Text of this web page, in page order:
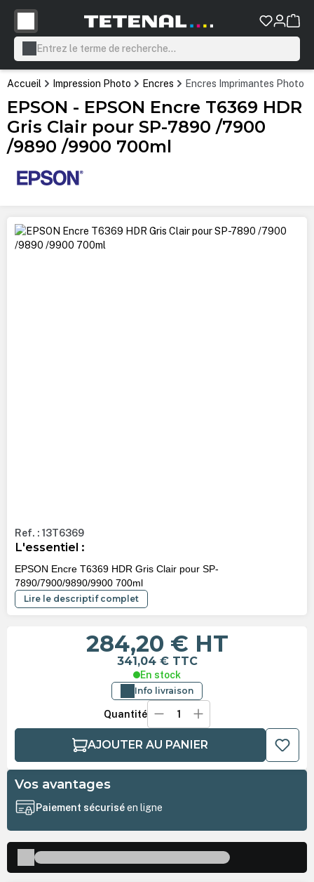
principal
Accueil Impression Photo Encres Encres Imprimantes Photo
EPSON - EPSON Encre T6369 HDR
Gris Clair pour SP-7890 /7900
/9890 /9900 700ml
Ignorer la galerie d'images
Ref. : 13T6369
L'essentiel :
EPSON Encre T6369 HDR Gris Clair pour SP-
7890/7900/9890/9900 700ml
Lire le descriptif complet
284,20 € HT
341,04 € TTC
En stock
Info livraison
Quantité
AJOUTER AU PANIER
Vos avantages
Paiement sécuriséen ligne